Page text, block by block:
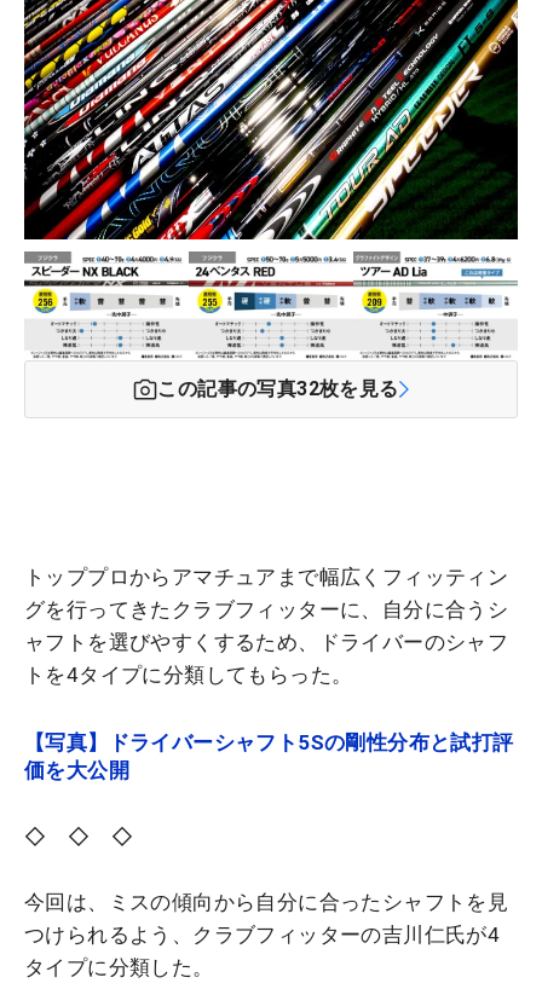
この記事の写真32枚を見る
トッププロからアマチュアまで幅広くフィッティン
グを行ってきたクラブフィッターに、自分に合うシ
ャフトを選びやすくするため、ドライバーのシャフ
トを4タイプに分類してもらった。
【写真】ドライバーシャフト5Sの剛性分布と試打評
価を大公開
◇ ◇ ◇
今回は、ミスの傾向から自分に合ったシャフトを見
つけられるよう、クラブフィッターの吉川仁氏が4
タイプに分類した。